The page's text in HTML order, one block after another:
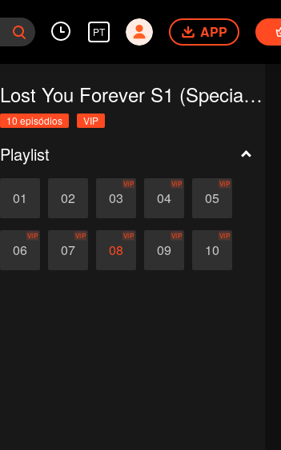
PT APP
Lost You Forever S1 (Special Edition)
10 episódios VIP
Playlist
01 02 03
VIP
04
VIP
05
VIP
06
VIP
07
VIP
08
VIP
09
VIP
10
VIP